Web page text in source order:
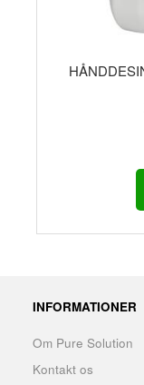
INFORMATIONER
Om Pure Solution
Kontakt os